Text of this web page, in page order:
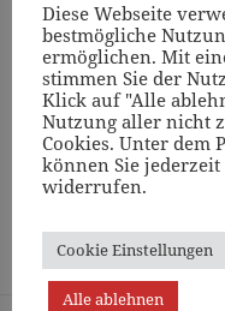
Page1/9
Diese Webseite
bestmögliche
ermöglichen. Mit
stimmen Sie der
Klick auf "Alle
Nutzung aller nicht
Cookies. Unter dem
können Sie
widerrufen.
Cookie Einstellungen
Alle ablehnen